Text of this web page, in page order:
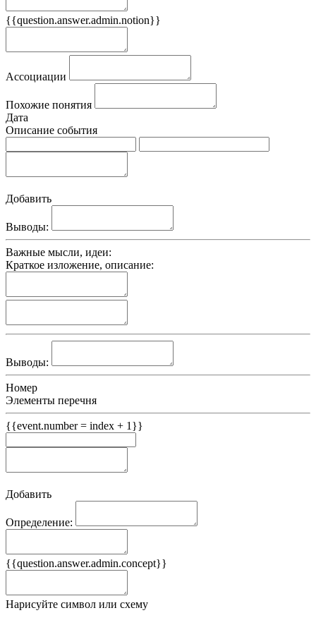
{{question.answer.admin.notion}}
Ассоциации
Похожие понятия
Дата
Описание события
Добавить
Выводы:
Важные мысли, идеи:
Краткое изложение, описание:
Выводы:
Номер
Элементы перечня
{{event.number = index + 1}}
Добавить
Определение:
{{question.answer.admin.concept}}
Нарисуйте символ или схему